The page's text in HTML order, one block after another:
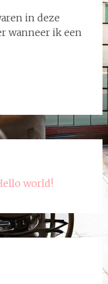
in deze
wanneer ik een
world!